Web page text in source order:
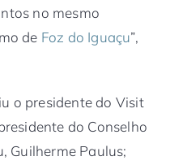
no mesmo
de Foz do Iguaçu”,
o presidente do Visit
do Conselho
Guilherme Paulus;